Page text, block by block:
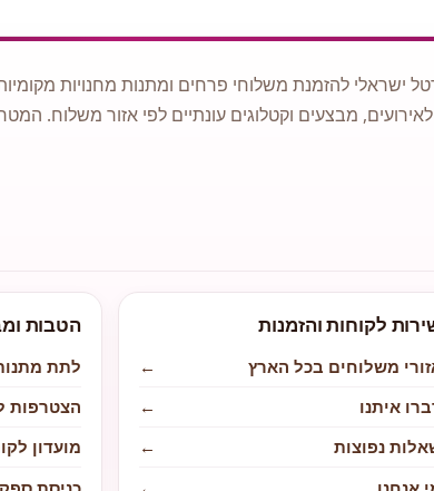
ישראלי להזמנת משלוחי פרחים ומתנות מחנויות
מבצעים וקטלוגים עונתיים לפי אזור משלוח.
לקוחות והזמנות
משלוחים בכל הארץ
←
איתנו
←
נפוצות
←
הטבות
לתת
הצטרפות
מועדון